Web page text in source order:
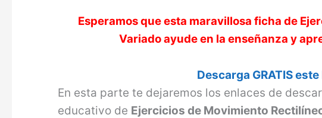
V
i
d
Esperamos que esta maravillosa ficha de
Variadoayude en la enseñanza y
Descarga GRATIS
En esta parte te dejaremos los enlaces de
educativo de Ejercicios de Movimiento